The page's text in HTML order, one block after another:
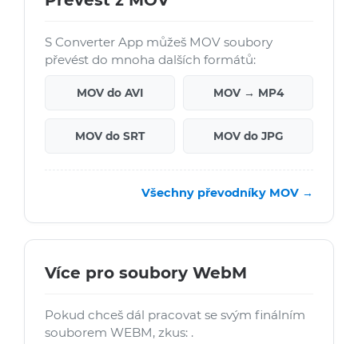
S Converter App můžeš MOV soubory
převést do mnoha dalších formátů:
MOV do AVI MOV → MP4
MOV do SRT MOV do JPG
Všechny převodníky MOV →
Více pro soubory WebM
Pokud chceš dál pracovat se svým finálním
souborem WEBM, zkus: .